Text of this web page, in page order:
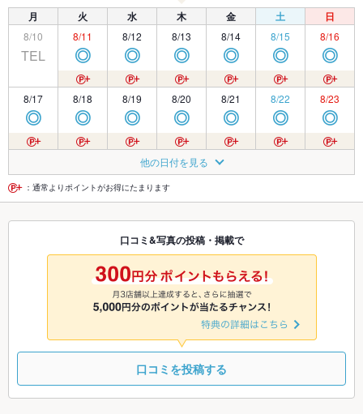
月 火 水 木 金 土 日
8/10
TEL
8/11
◎
8/12
◎
8/13
◎
8/14
◎
8/15
◎
8/16
◎
8/17
◎
8/18
◎
8/19
◎
8/20
◎
8/21
◎
8/22
◎
8/23
◎
◎ ◎
8/26
◎
8/27
◎
8/28
◎ ◎ ◎
8/31 9/1 9/2
◎
9/3
◎
9/4
◎
9/5 9/6
9/9
◎
9/10
◎
9/11
◎
9/12
他の日付を見る
：通常よりポイントがお得にたまります
口コミ&写真の投稿・掲載で
口コミを投稿する